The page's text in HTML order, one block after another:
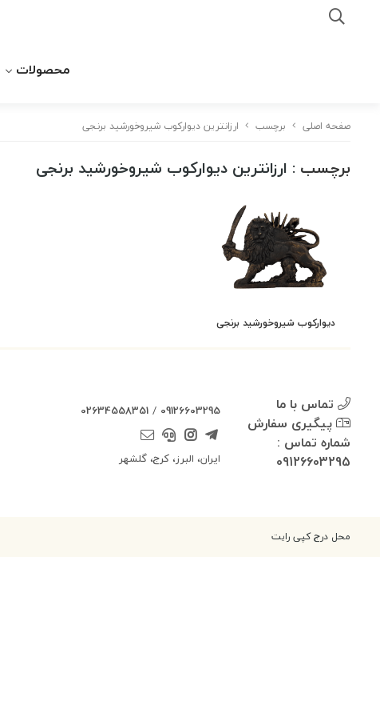
محصولات
صفحه اصلی برچسب ارزانترین دیوارکوب شیروخورشید برنجی
برچسب : ارزانترین دیوارکوب شیروخورشید برنجی
دیوارکوب شیروخورشید برنجی
تماس با ما
پیگیری سفارش
شماره تماس :
09126603295
09126603295
/
02634558351
ایران، البرز، کرج، گلشهر
محل درج کپی رایت